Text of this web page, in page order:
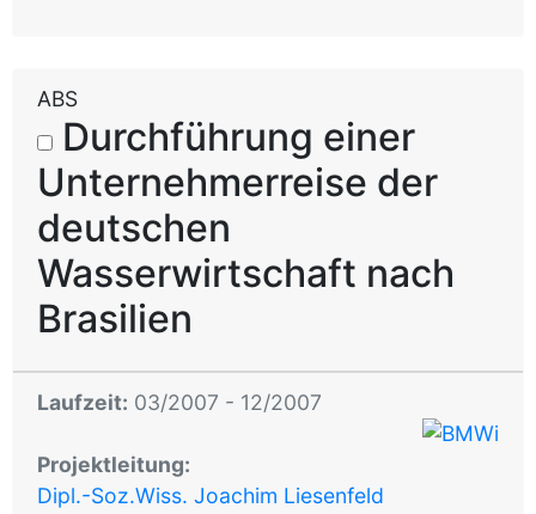
ABS
Durchführung einer
Unternehmerreise der
deutschen
Wasserwirtschaft nach
Brasilien
Laufzeit: 03/2007 - 12/2007
Projektleitung:
Dipl.-Soz.Wiss. Joachim Liesenfeld